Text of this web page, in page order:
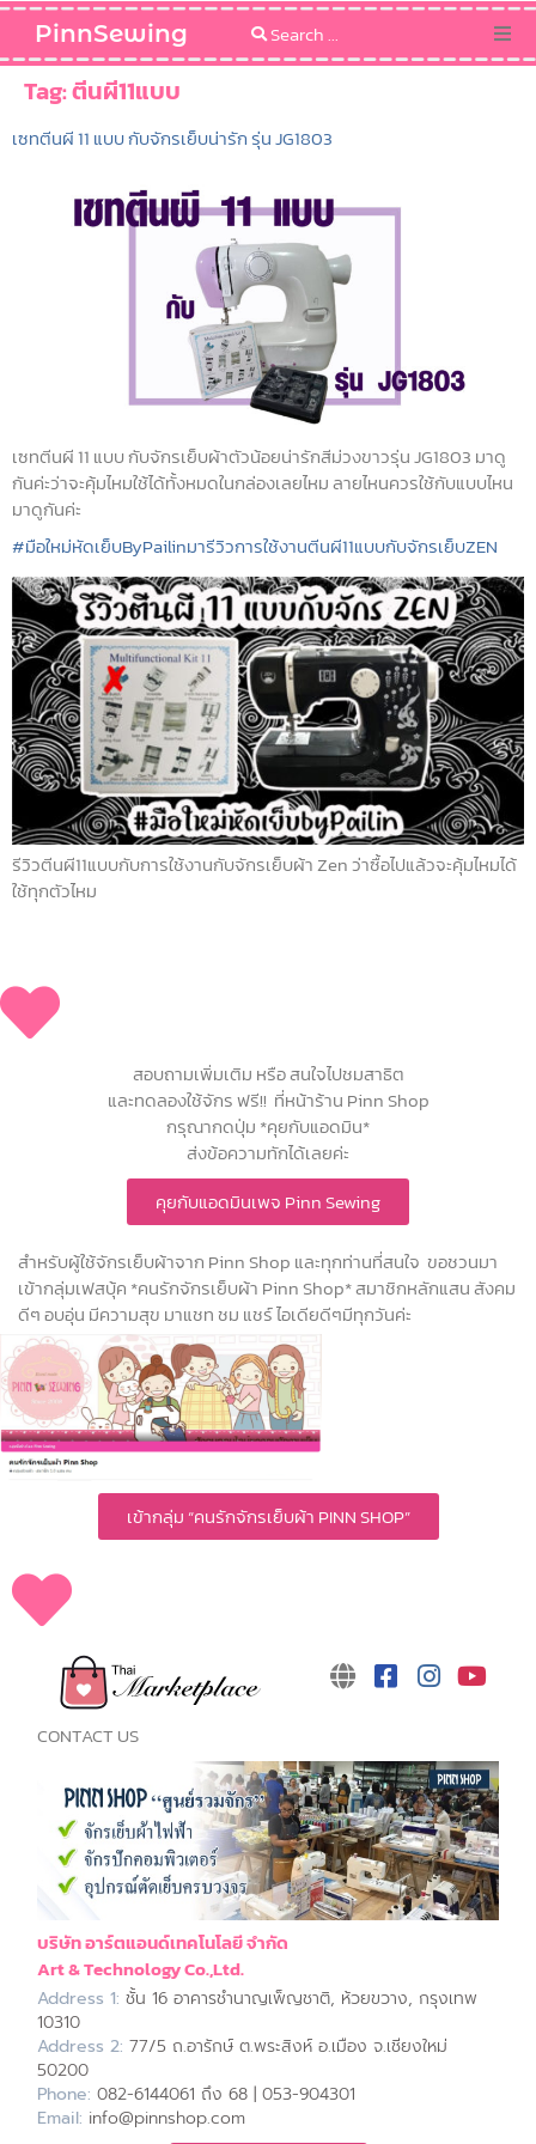
PinnSewing
Blog
Sewing Pattern
Tag:ตีนผี11แบบ
เซทตีนผี 11 แบบ กับจักรเย็บน่ารัก รุ่น JG1803
เซทตีนผี 11 แบบ กับจักรเย็บผ้าตัวน้อยน่ารักสีม่วงขาวรุ่น JG1803 มาดู
กันค่ะว่าจะคุ้มไหมใช้ได้ทั้งหมดในกล่องเลยไหม ลายไหนควรใช้กับแบบไหน
มาดูกันค่ะ
#มือใหม่หัดเย็บByPailinมารีวิวการใช้งานตีนผี11แบบกับจักรเย็บZEN
รีวิวตีนผี11แบบกับการใช้งานกับจักรเย็บผ้า Zen ว่าซื้อไปแล้วจะคุ้มไหมได้
ใช้ทุกตัวไหม
สอบถามเพิ่มเติม หรือ สนใจไปชมสาธิต
และทดลองใช้จักร ฟรี!! ที่หน้าร้าน Pinn Shop
กรุณากดปุ่ม *คุยกับแอดมิน*
ส่งข้อความทักได้เลยค่ะ
คุยกับแอดมินเพจ Pinn Sewing
สำหรับผู้ใช้จักรเย็บผ้าจาก Pinn Shop และทุกท่านที่สนใจ ขอชวนมา
เข้ากลุ่มเฟสบุ้ค *คนรักจักรเย็บผ้า Pinn Shop* สมาชิกหลักแสน สังคม
ดีๆ อบอุ่น มีความสุข มาแชท ชม แชร์ ไอเดียดีๆมีทุกวันค่ะ
เข้ากลุ่ม “คนรักจักรเย็บผ้า PINN SHOP”
CONTACT US
บริษัท อาร์ตแอนด์เทคโนโลยี จำกัด
Art & Technology Co.,Ltd.
Address 1: ชั้น 16 อาคารชำนาญเพ็ญชาติ, ห้วยขวาง, กรุงเทพ
10310
Address 2: 77/5 ถ.อารักษ์ ต.พระสิงห์ อ.เมือง จ.เชียงใหม่
50200
Phone: 082-6144061 ถึง 68 | 053-904301
Email: info@pinnshop.com